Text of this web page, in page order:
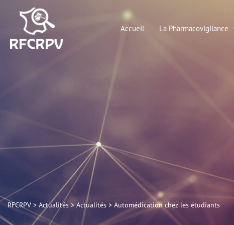
contenu
Accueil La Pharmacovigilance
RFCRPV> Actualités>Actualités> Automédication chez les étudiants